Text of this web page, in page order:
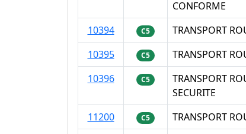
CONFORME
10394
C5
TRANSPORT
10395
C5
TRANSPORT
10396
C5
TRANSPORT
SECURITE
11200
C5
TRANSPORT